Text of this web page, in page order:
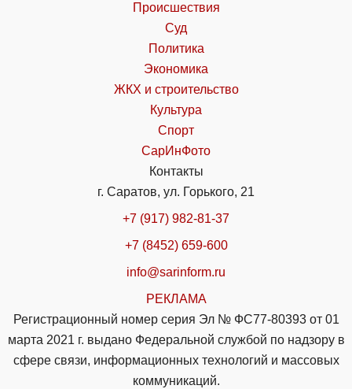
Происшествия
Суд
Политика
Экономика
ЖКХ и строительство
Культура
Спорт
СарИнФото
Контакты
г. Саратов, ул. Горького, 21
+7 (917) 982-81-37
+7 (8452) 659-600
info@sarinform.ru
РЕКЛАМА
Регистрационный номер серия Эл № ФС77-80393 от 01
марта 2021 г. выдано Федеральной службой по надзору в
сфере связи, информационных технологий и массовых
коммуникаций.